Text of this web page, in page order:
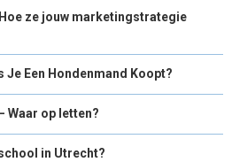
ze jouw marketingstrategie
Je Een Hondenmand Koopt?
Waar op letten?
in Utrecht?